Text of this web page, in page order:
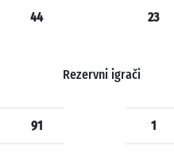
44 23
Rezervni igrači
91 1